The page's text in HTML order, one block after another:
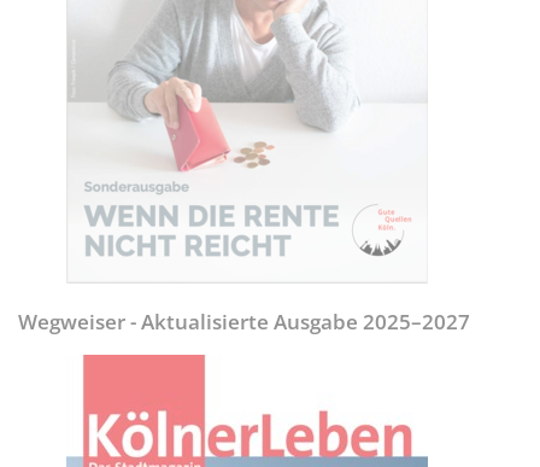
Wegweiser - Aktualisierte Ausgabe 2025–2027